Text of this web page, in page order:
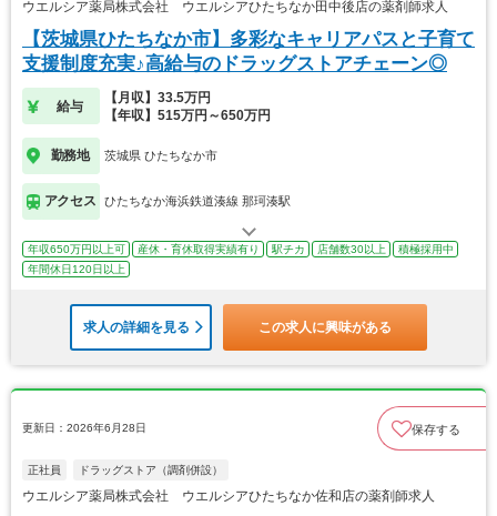
ウエルシア薬局株式会社 ウエルシアひたちなか田中後店の薬剤師求人
【茨城県ひたちなか市】多彩なキャリアパスと子育て
支援制度充実♪高給与のドラッグストアチェーン◎
給与
【月収】33.5万円
【年収】515万円～650万円
勤務地 茨城県 ひたちなか市
アクセス ひたちなか海浜鉄道湊線 那珂湊駅
年収650万円以上可 産休・育休取得実績有り 駅チカ 店舗数30以上
積極採用中
年間休日120日以上
求人の詳細を見る この求人に興味がある
更新日：2026年6月28日 保存する
正社員 ドラッグストア（調剤併設）
ウエルシア薬局株式会社 ウエルシアひたちなか佐和店の薬剤師求人